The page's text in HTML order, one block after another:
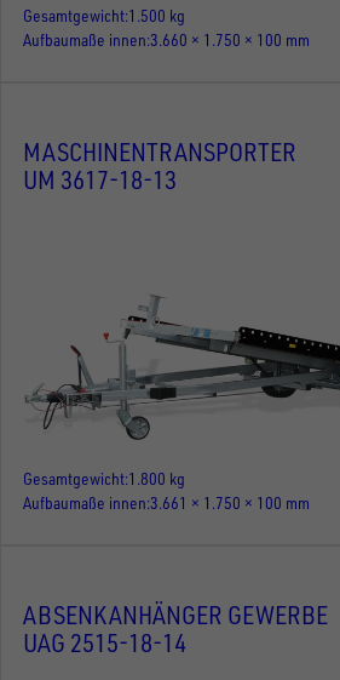
Gesamtgewicht 1.500 kg
Aufbaumaße innen 3.660 × 1.750 × 100 mm
MASCHINENTRANSPORTER
UM 3617-18-13
Gesamtgewicht 1.800 kg
Aufbaumaße innen 3.661 × 1.750 × 100 mm
ABSENKANHÄNGER GEWERBE
UAG 2515-18-14